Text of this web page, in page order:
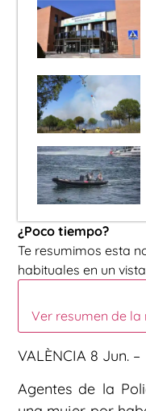
¿Poco tiempo?
Te resumimos esta
habituales en un
Ver resumen de la
VALÈNCIA 8 Jun. –
Agentes de la